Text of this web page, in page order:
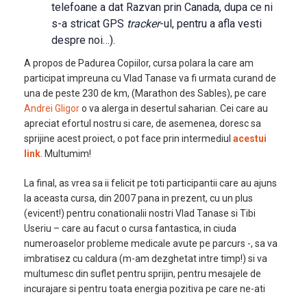
telefoane a dat Razvan prin Canada, dupa ce ni
s-a stricat GPS tracker-ul, pentru a afla vesti
despre noi…).
A propos de Padurea Copiilor, cursa polara la care am
participat impreuna cu Vlad Tanase va fi urmata curand de
una de peste 230 de km, (Marathon des Sables), pe care
Andrei Gligoro va alerga in desertul saharian. Cei care au
apreciat efortul nostru si care, de asemenea, doresc sa
sprijine acest proiect, o pot face prin intermediul acestui
link . Multumim!
La final, as vrea sa ii felicit pe toti participantii care au ajuns
la aceasta cursa, din 2007 pana in prezent, cu un plus
(evicent!) pentru conationalii nostri Vlad Tanase si Tibi
Useriu – care au facut o cursa fantastica, in ciuda
numeroaselor probleme medicale avute pe parcurs -, sa va
imbratisez cu caldura (m-am dezghetat intre timp!) si va
multumesc din suflet pentru sprijin, pentru mesajele de
incurajare si pentru toata energia pozitiva pe care ne-ati